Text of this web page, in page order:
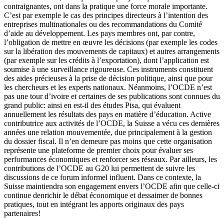
contraignantes, ont dans la pratique une force morale importante.
C’est par exemple le cas des principes directeurs à l’intention des
entreprises multinationales ou des recommandations du Comité
d’aide au développement. Les pays membres ont, par contre,
l’obligation de mettre en œuvre les décisions (par exemple les codes
sur la libération des mouvements de capitaux) et autres arrangements
(par exemple sur les crédits à l’exportation), dont l’application est
soumise à une surveillance rigoureuse. Ces instruments constituent
des aides précieuses à la prise de décision politique, ainsi que pour
les chercheurs et les experts nationaux. Néanmoins, l’OCDE n’est
pas une tour d’ivoire et certaines de ses publications sont connues du
grand public: ainsi en est-il des études Pisa, qui évaluent
annuellement les résultats des pays en matière d’éducation. Active
contributrice aux activités de l’OCDE, la Suisse a vécu ces dernières
années une relation mouvementée, due principalement à la gestion
du dossier fiscal. Il n’en demeure pas moins que cette organisation
représente une plateforme de premier choix pour évaluer ses
performances économiques et renforcer ses réseaux. Par ailleurs, les
contributions de l’OCDE au G20 lui permettent de suivre les
discussions de ce forum informel influent. Dans ce contexte, la
Suisse maintiendra son engagement envers l’OCDE afin que celle-ci
continue denrichir le débat économique et dessaimer de bonnes
pratiques, tout en intégrant les apports originaux des pays
partenaires!